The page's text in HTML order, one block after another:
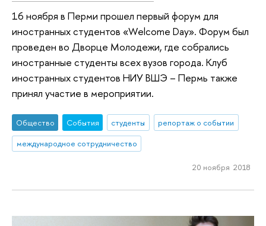
16 ноября в Перми прошел первый форум для
иностранных студентов «Welcome Day». Форум был
проведен во Дворце Молодежи, где собрались
иностранные студенты всех вузов города. Клуб
иностранных студентов НИУ ВШЭ – Пермь также
принял участие в мероприятии.
Общество События студенты
репортаж о событии
международное сотрудничество
20 ноября 2018